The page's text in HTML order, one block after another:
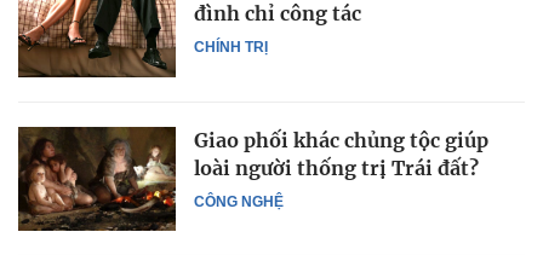
CHÍNH TRỊ
đình chỉ công tác
CÔNG NGHỆ
Giao phối khác chủng tộc giúp
loài người thống trị Trái đất?